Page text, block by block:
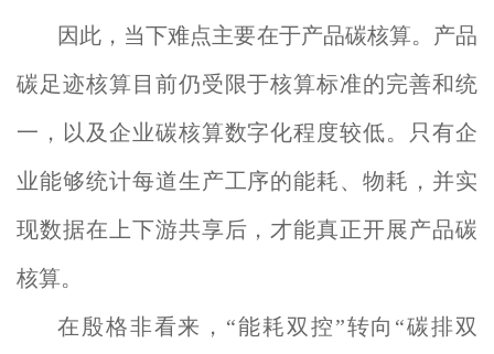
因此，当下难点主要在于产品碳核算。产品
碳足迹核算目前仍受限于核算标准的完善和统
一，以及企业碳核算数字化程度较低。只有企
业能够统计每道生产工序的能耗、物耗，并实
现数据在上下游共享后，才能真正开展产品碳
核算。
在殷格非看来，“能耗双控”转向“碳排双